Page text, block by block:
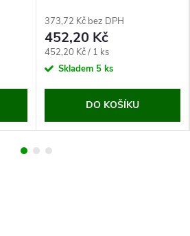
373,72 Kč bez DPH
452,20 Kč
Měrná
cena:
452,20 Kč / 1 ks
Skladem 5 ks
DO KOŠÍKU